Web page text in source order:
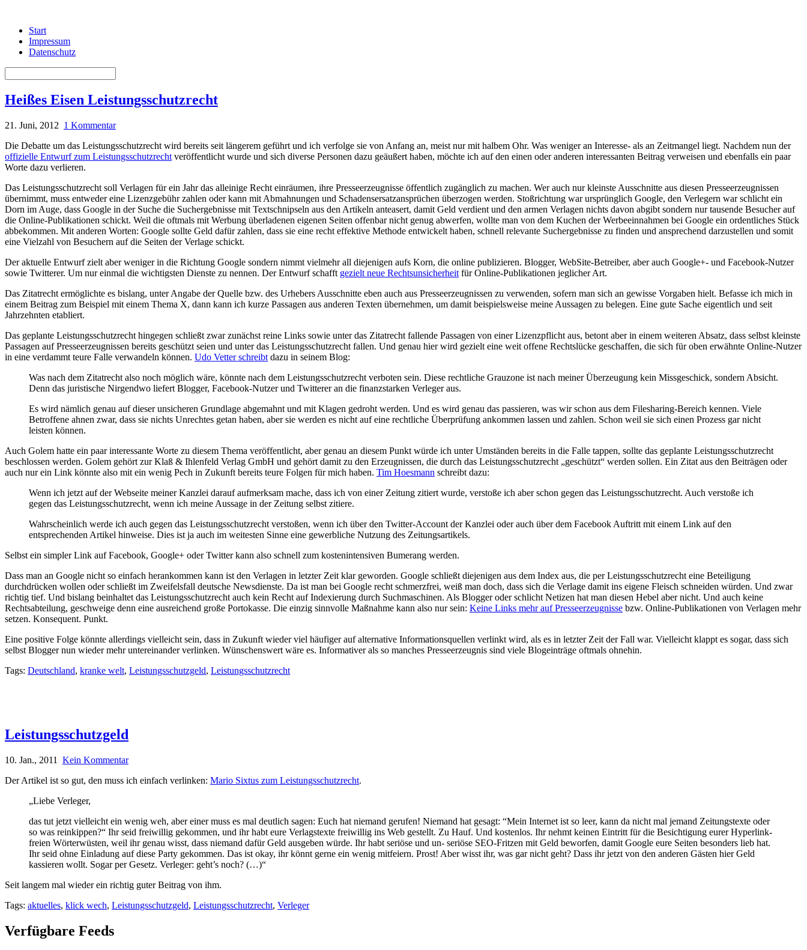
Start
Impressum
Datenschutz
Heißes Eisen Leistungsschutzrecht
21. Juni, 2012 1 Kommentar
Die Debatte um das Leistungsschutzrecht wird bereits seit längerem geführt und ich verfolge sie von Anfang an, meist nur mit halbem Ohr. Was weniger an Interesse- als an Zeitmangel liegt. Nachdem nun der
offizielle Entwurf zum Leistungsschutzrecht veröffentlicht wurde und sich diverse Personen dazu geäußert haben, möchte ich auf den einen oder anderen interessanten Beitrag verweisen und ebenfalls ein paar
Worte dazu verlieren.
Das Leistungsschutzrecht soll Verlagen für ein Jahr das alleinige Recht einräumen, ihre Presseerzeugnisse öffentlich zugänglich zu machen. Wer auch nur kleinste Ausschnitte aus diesen Presseerzeugnissen
übernimmt, muss entweder eine Lizenzgebühr zahlen oder kann mit Abmahnungen und Schadensersatzansprüchen überzogen werden. Stoßrichtung war ursprünglich Google, den Verlegern war schlicht ein
Dorn im Auge, dass Google in der Suche die Suchergebnisse mit Textschnipseln aus den Artikeln anteasert, damit Geld verdient und den armen Verlagen nichts davon abgibt sondern nur tausende Besucher auf
die Online-Publikationen schickt. Weil die oftmals mit Werbung überladenen eigenen Seiten offenbar nicht genug abwerfen, wollte man von dem Kuchen der Werbeeinnahmen bei Google ein ordentliches Stück
abbekommen. Mit anderen Worten: Google sollte Geld dafür zahlen, dass sie eine recht effektive Methode entwickelt haben, schnell relevante Suchergebnisse zu finden und ansprechend darzustellen und somit
eine Vielzahl von Besuchern auf die Seiten der Verlage schickt.
Der aktuelle Entwurf zielt aber weniger in die Richtung Google sondern nimmt vielmehr all diejenigen aufs Korn, die online publizieren. Blogger, WebSite-Betreiber, aber auch Google+- und Facebook-Nutzer
sowie Twitterer. Um nur einmal die wichtigsten Dienste zu nennen. Der Entwurf schafft gezielt neue Rechtsunsicherheit für Online-Publikationen jeglicher Art.
Das Zitatrecht ermöglichte es bislang, unter Angabe der Quelle bzw. des Urhebers Ausschnitte eben auch aus Presseerzeugnissen zu verwenden, sofern man sich an gewisse Vorgaben hielt. Befasse ich mich in
einem Beitrag zum Beispiel mit einem Thema X, dann kann ich kurze Passagen aus anderen Texten übernehmen, um damit beispielsweise meine Aussagen zu belegen. Eine gute Sache eigentlich und seit
Jahrzehnten etabliert.
Das geplante Leistungsschutzrecht hingegen schließt zwar zunächst reine Links sowie unter das Zitatrecht fallende Passagen von einer Lizenzpflicht aus, betont aber in einem weiteren Absatz, dass selbst kleinste
Passagen auf Presseerzeugnissen bereits geschützt seien und unter das Leistungsschutzrecht fallen. Und genau hier wird gezielt eine weit offene Rechtslücke geschaffen, die sich für oben erwähnte Online-Nutzer
in eine verdammt teure Falle verwandeln können. Udo Vetter schreibt dazu in seinem Blog:
Was nach dem Zitatrecht also noch möglich wäre, könnte nach dem Leistungsschutzrecht verboten sein. Diese rechtliche Grauzone ist nach meiner Überzeugung kein Missgeschick, sondern Absicht.
Denn das juristische Nirgendwo liefert Blogger, Facebook-Nutzer und Twitterer an die finanzstarken Verleger aus.
Es wird nämlich genau auf dieser unsicheren Grundlage abgemahnt und mit Klagen gedroht werden. Und es wird genau das passieren, was wir schon aus dem Filesharing-Bereich kennen. Viele
Betroffene ahnen zwar, dass sie nichts Unrechtes getan haben, aber sie werden es nicht auf eine rechtliche Überprüfung ankommen lassen und zahlen. Schon weil sie sich einen Prozess gar nicht
leisten können.
Auch Golem hatte ein paar interessante Worte zu diesem Thema veröffentlicht, aber genau an diesem Punkt würde ich unter Umständen bereits in die Falle tappen, sollte das geplante Leistungsschutzrecht
beschlossen werden. Golem gehört zur Klaß & Ihlenfeld Verlag GmbH und gehört damit zu den Erzeugnissen, die durch das Leistungsschutzrecht „geschützt“ werden sollen. Ein Zitat aus den Beiträgen oder
auch nur ein Link könnte also mit ein wenig Pech in Zukunft bereits teure Folgen für mich haben. Tim Hoesmann schreibt dazu:
Wenn ich jetzt auf der Webseite meiner Kanzlei darauf aufmerksam mache, dass ich von einer Zeitung zitiert wurde, verstoße ich aber schon gegen das Leistungsschutzrecht. Auch verstoße ich
gegen das Leistungsschutzrecht, wenn ich meine Aussage in der Zeitung selbst zitiere.
Wahrscheinlich werde ich auch gegen das Leistungsschutzrecht verstoßen, wenn ich über den Twitter-Account der Kanzlei oder auch über dem Facebook Auftritt mit einem Link auf den
entsprechenden Artikel hinweise. Dies ist ja auch im weitesten Sinne eine gewerbliche Nutzung des Zeitungsartikels.
Selbst ein simpler Link auf Facebook, Google+ oder Twitter kann also schnell zum kostenintensiven Bumerang werden.
Dass man an Google nicht so einfach herankommen kann ist den Verlagen in letzter Zeit klar geworden. Google schließt diejenigen aus dem Index aus, die per Leistungsschutzrecht eine Beteiligung
durchdrücken wollen oder schließt im Zweifelsfall deutsche Newsdienste. Da ist man bei Google recht schmerzfrei, weiß man doch, dass sich die Verlage damit ins eigene Fleisch schneiden würden. Und zwar
richtig tief. Und bislang beinhaltet das Leistungsschutzrecht auch kein Recht auf Indexierung durch Suchmaschinen. Als Blogger oder schlicht Netizen hat man diesen Hebel aber nicht. Und auch keine
Rechtsabteilung, geschweige denn eine ausreichend große Portokasse. Die einzig sinnvolle Maßnahme kann also nur sein: Keine Links mehr auf Presseerzeugnisse bzw. Online-Publikationen von Verlagen mehr
setzen. Konsequent. Punkt.
Eine positive Folge könnte allerdings vielleicht sein, dass in Zukunft wieder viel häufiger auf alternative Informationsquellen verlinkt wird, als es in letzter Zeit der Fall war. Vielleicht klappt es sogar, dass sich
selbst Blogger nun wieder mehr untereinander verlinken. Wünschenswert wäre es. Informativer als so manches Presseerzeugnis sind viele Blogeinträge oftmals ohnehin.
Tags: Deutschland, kranke welt, Leistungsschutzgeld, Leistungsschutzrecht
Leistungsschutzgeld
10. Jan., 2011
Kein Kommentar
Der Artikel ist so gut, den muss ich einfach verlinken: Mario Sixtus zum Leistungsschutzrecht.
„Liebe Verleger,
das tut jetzt vielleicht ein wenig weh, aber einer muss es mal deutlich sagen: Euch hat niemand gerufen! Niemand hat gesagt: “Mein Internet ist so leer, kann da nicht mal jemand Zeitungstexte oder
so was reinkippen?“ Ihr seid freiwillig gekommen, und ihr habt eure Verlagstexte freiwillig ins Web gestellt. Zu Hauf. Und kostenlos. Ihr nehmt keinen Eintritt für die Besichtigung eurer Hyperlink-
freien Wörterwüsten, weil ihr genau wisst, dass niemand dafür Geld ausgeben würde. Ihr habt seriöse und un- seriöse SEO-Fritzen mit Geld beworfen, damit Google eure Seiten besonders lieb hat.
Ihr seid ohne Einladung auf diese Party gekommen. Das ist okay, ihr könnt gerne ein wenig mitfeiern. Prost! Aber wisst ihr, was gar nicht geht? Dass ihr jetzt von den anderen Gästen hier Geld
kassieren wollt. Sogar per Gesetz. Verleger: geht’s noch? (…)“
Seit langem mal wieder ein richtig guter Beitrag von ihm.
Tags: aktuelles, klick wech, Leistungsschutzgeld, Leistungsschutzrecht, Verleger
Verfügbare Feeds